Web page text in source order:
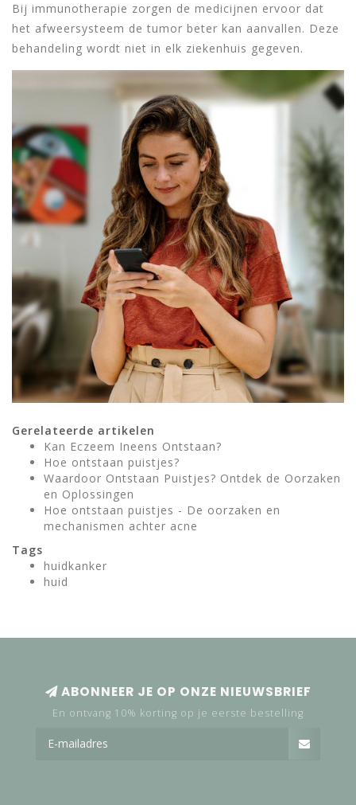
Bij immunotherapie zorgen de medicijnen ervoor dat
het afweersysteem de tumor beter kan aanvallen. Deze
behandeling wordt niet in elk ziekenhuis gegeven.
Gerelateerde artikelen
Kan Eczeem Ineens Ontstaan?
Hoe ontstaan puistjes?
Waardoor Ontstaan Puistjes? Ontdek de Oorzaken
en Oplossingen
Hoe ontstaan puistjes - De oorzaken en
mechanismen achter acne
Tags
huidkanker
huid
ABONNEER JE OP ONZE NIEUWSBRIEF
En ontvang 10% korting op je eerste bestelling